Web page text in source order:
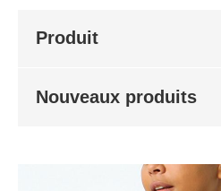
Produit
Nouveaux produits